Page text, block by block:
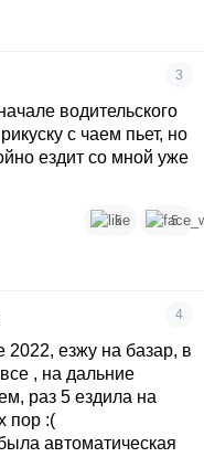
3
водительского
с чаем пьет, но
ездит со мной уже
5 5
4
езжу на базар, в
, на дальние
раз 5 ездила на
пор :(
автоматическая